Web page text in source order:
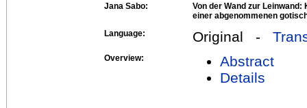
Jana Sabo:
Von der Wand zur
einer abgenommenen
Language:
Original -
Overview:
Abstract
Details